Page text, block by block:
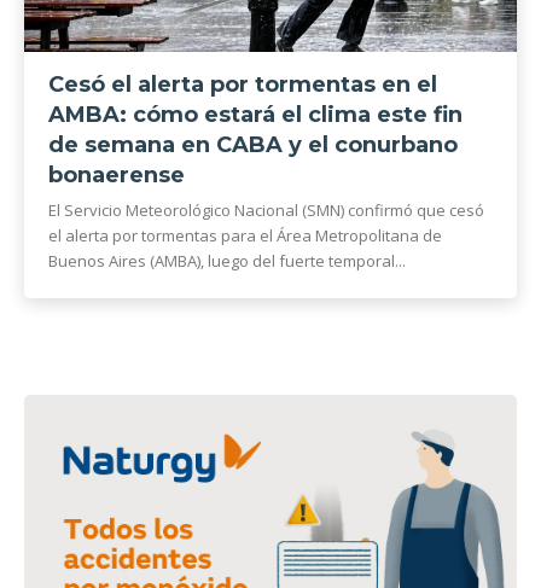
Cesó el alerta por tormentas en el
AMBA: cómo estará el clima este fin
de semana en CABA y el conurbano
bonaerense
El Servicio Meteorológico Nacional (SMN) confirmó que cesó
el alerta por tormentas para el Área Metropolitana de
Buenos Aires (AMBA), luego del fuerte temporal...